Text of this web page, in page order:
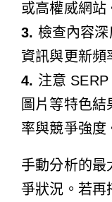
或高權威網站
3. 檢查內容
資訊與更新頻
4. 注意
圖片等特色
率與競爭強度
手動分析的最
爭狀況。若再